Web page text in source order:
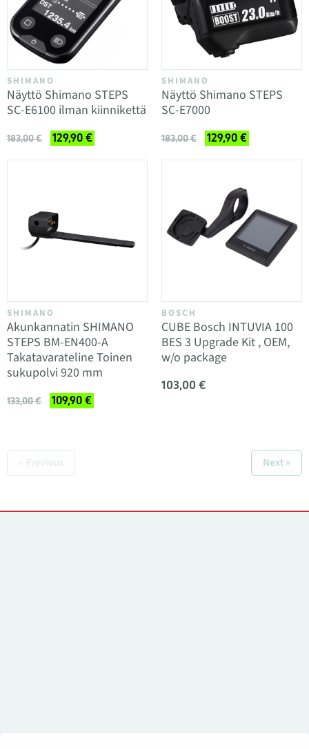
SHIMANO
Näyttö Shimano STEPS
SC-E6100 ilman kiinnikettä
183,00 € 129,90 €
SHIMANO
Näyttö Shimano STEPS
SC-E7000
183,00 € 129,90 €
SHIMANO
Akunkannatin SHIMANO
STEPS BM-EN400-A
Takatavarateline Toinen
sukupolvi 920 mm
133,00 € 109,90 €
BOSCH
CUBE Bosch INTUVIA 100
BES 3 Upgrade Kit , OEM,
w/o package
103,00 €
« Previous Next »